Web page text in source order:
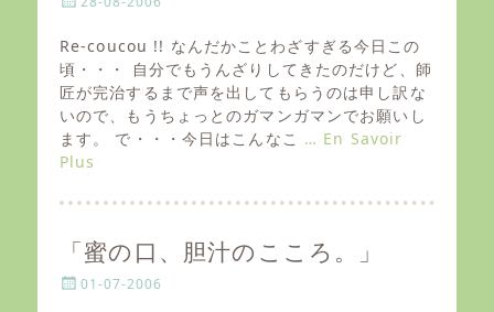
s
t
e
d
o
n
Re-coucou !! なんだかことわざすぎる今日この
頃・・・ 自分でもうんざりしてきたのだけど、師
匠が完治するまで声を出してもらうのは申し訳な
いので、もうちょっとのガマンガマンでお願いし
ます。 で・・・今日はこんなこ … En Savoir
Plus
「蜜の口、胆汁のこころ。」
P
01-07-2006